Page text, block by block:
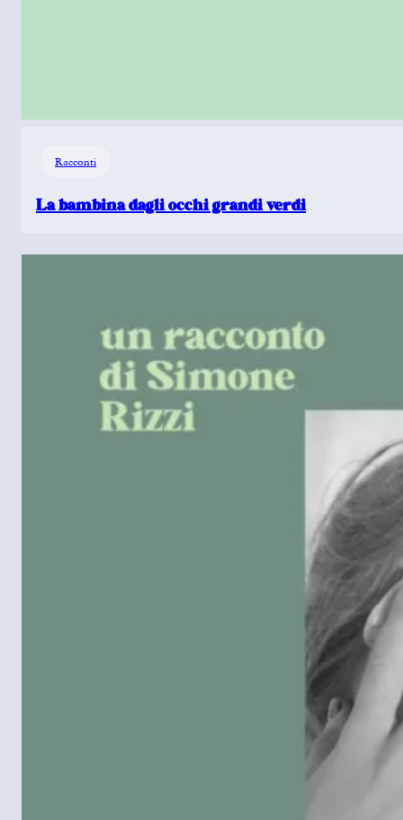
Racconti
La bambina dagli occhi grandi verdi